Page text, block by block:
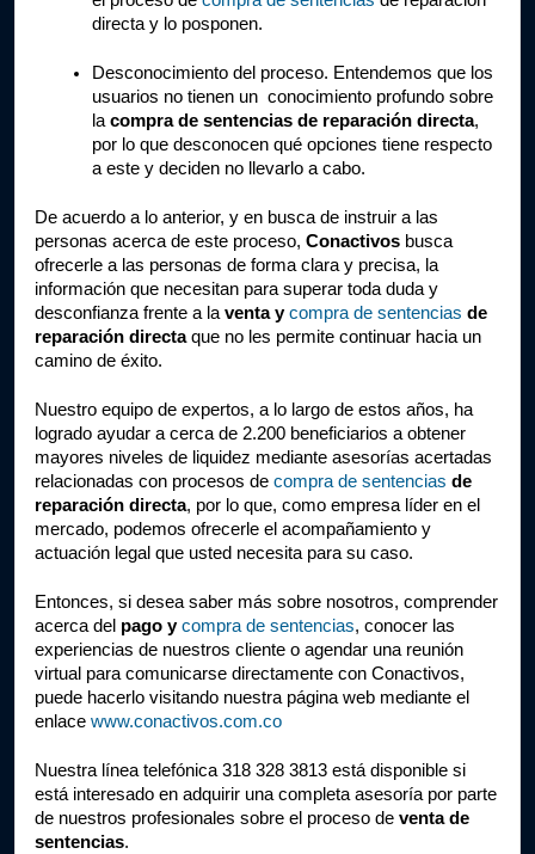
directa y lo posponen.
Desconocimiento del proceso. Entendemos que los
usuarios no tienen un  conocimiento profundo sobre
la compra de sentencias de reparación directa,
por lo que desconocen qué opciones tiene respecto
a este y deciden no llevarlo a cabo.
De acuerdo a lo anterior, y en busca de instruir a las
personas acerca de este proceso, Conactivos busca
ofrecerle a las personas de forma clara y precisa, la
información que necesitan para superar toda duda y
desconfianza frente a la venta y compra de sentencias de
reparación directa que no les permite continuar hacia un
camino de éxito.
Nuestro equipo de expertos, a lo largo de estos años, ha
logrado ayudar a cerca de 2.200 beneficiarios a obtener
mayores niveles de liquidez mediante asesorías acertadas
relacionadas con procesos de compra de sentencias de
reparación directa, por lo que, como empresa líder en el
mercado, podemos ofrecerle el acompañamiento y
actuación legal que usted necesita para su caso.
Entonces, si desea saber más sobre nosotros, comprender
acerca del pago y compra de sentencias, conocer las
experiencias de nuestros cliente o agendar una reunión
virtual para comunicarse directamente con Conactivos,
puede hacerlo visitando nuestra página web mediante el
enlace www.conactivos.com.co
Nuestra línea telefónica 318 328 3813 está disponible si
está interesado en adquirir una completa asesoría por parte
de nuestros profesionales sobre el proceso de venta de
sentencias.